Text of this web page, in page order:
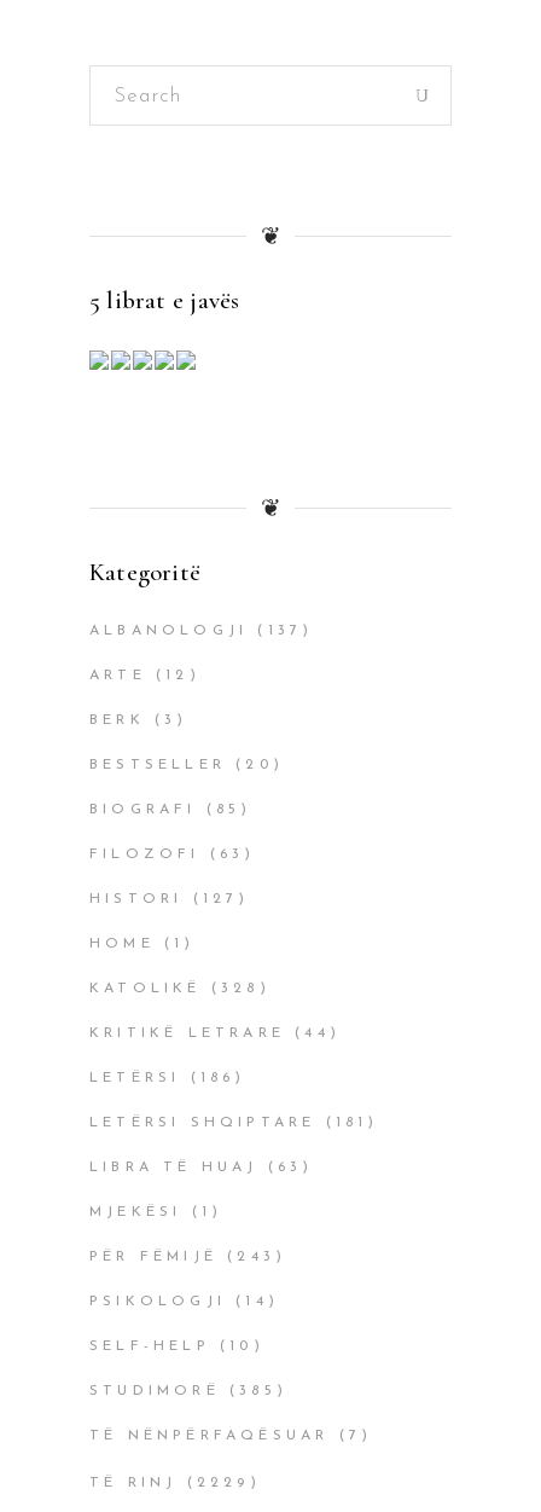
Search
❦
5 librat e javës
❦
Kategoritë
ALBANOLOGJI (137)
ARTE (12)
BERK (3)
BESTSELLER (20)
BIOGRAFI (85)
FILOZOFI (63)
HISTORI (127)
HOME (1)
KATOLIKË (328)
KRITIKË LETRARE (44)
LETËRSI (186)
LETËRSI SHQIPTARE (181)
LIBRA TË HUAJ (63)
MJEKËSI (1)
PËR FËMIJË (243)
PSIKOLOGJI (14)
SELF-HELP (10)
STUDIMORË (385)
TË NËNPËRFAQËSUAR (7)
TË RINJ (2229)